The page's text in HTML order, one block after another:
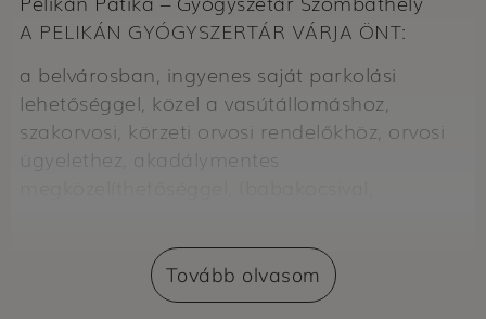
A PELIKÁN GYÓGYSZERTÁR VÁRJA ÖNT:
a belvárosban, ingyenes saját parkolási
lehetőséggel, közel a vasútállomáshoz,
szakorvosi, körzeti orvosi rendelőkhöz, orvosi
ügyelethez, akadálymentes
kiemelt VICHY termékforgalmazó, 15 %-os
WICHY törzsvásárlói kártyával,
Tovább olvasom